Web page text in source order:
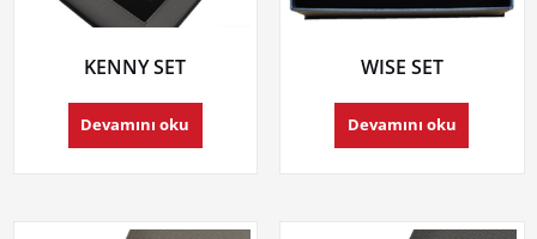
KENNY SET
Devamını oku
WISE SET
Devamını oku